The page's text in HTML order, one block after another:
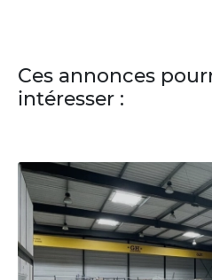
Ces annonces
intéresser :